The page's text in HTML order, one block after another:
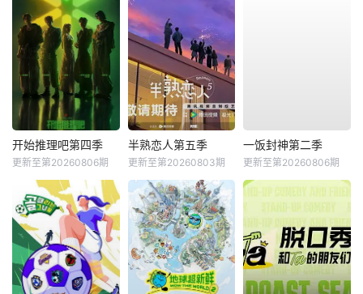
开始推理吧第四季
更新至第20260806期
半熟恋人第五季
更新至第20260803期
一饭封神第二季
更新至第20260806期